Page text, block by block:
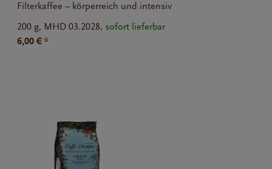
Filterkaffee – körperreich und intensiv
200 g, MHD 03.2028, sofort lieferbar
6,00 € *